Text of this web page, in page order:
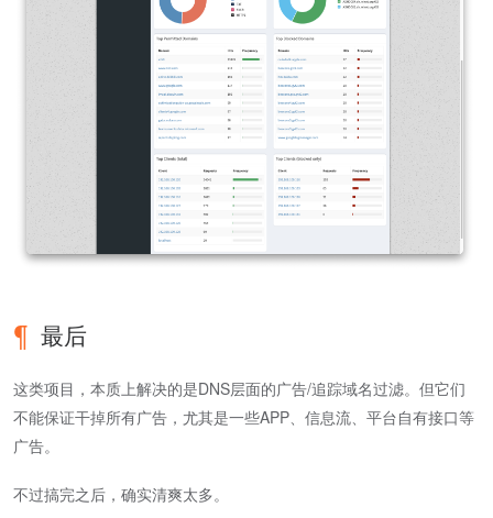
最后
这类项目，本质上解决的是DNS层面的广告/追踪域名过滤。但它们
不能保证干掉所有广告，尤其是一些APP、信息流、平台自有接口等
广告。
不过搞完之后，确实清爽太多。